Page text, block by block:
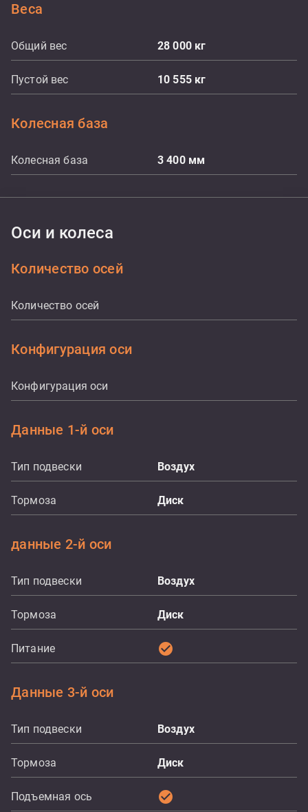
Веса
Общий вес 28 000 кг
Пустой вес 10 555 кг
Колесная база
Колесная база 3 400 мм
Оси и колеса
Количество осей
Количество осей
Конфигурация оси
Конфигурация оси
Данные 1-й оси
Тип подвески Воздух
Тормоза Диск
данные 2-й оси
Тип подвески Воздух
Тормоза Диск
Питание check_circle
Данные 3-й оси
Тип подвески Воздух
Тормоза Диск
Подъемная ось check_circle